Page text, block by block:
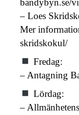
bandybyn.se/
– Loes
Mer
skridskokul/
Fredag:
– Antagning
Lördag:
–